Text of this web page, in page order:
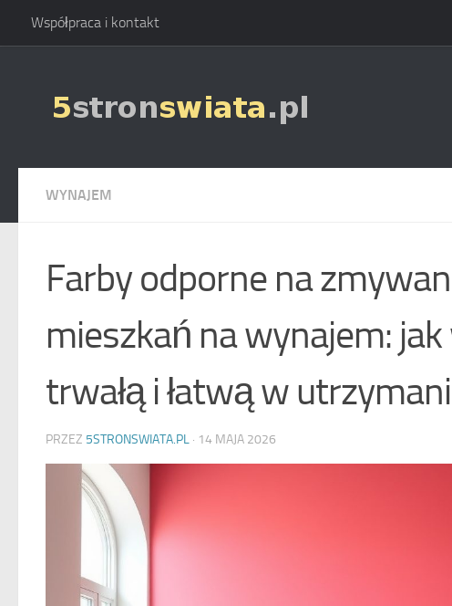
Skip to content
Współpraca i kontakt
WYNAJEM
Farby odporne na
mieszkań na wynajem:
trwałą i łatwą w
PRZEZ 5STRONSWIATA.PL · 14 MAJA 2026